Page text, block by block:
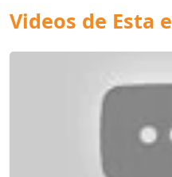
Videos de Esta